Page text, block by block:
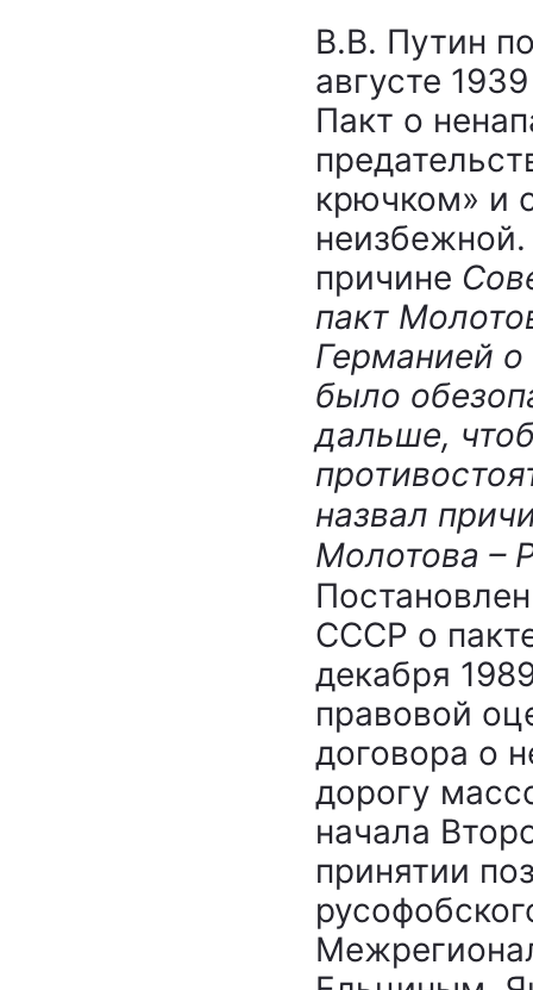
В.В. Путин
августе
Пакт о
крючком» и
причине
пакт
Германией
было
дальше,
назвал
Молотова –
СССР о
декабря
правовой
договора о
дорогу
начала
принятии